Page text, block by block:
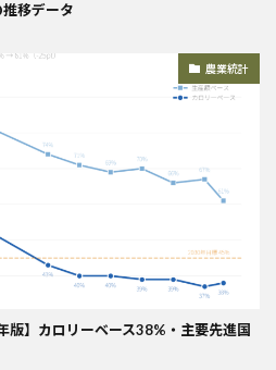
移データ
農業統計
版】カロリーベース38%・主要先進国